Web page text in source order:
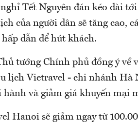
Tết Nguyên đán kéo dài
của người dân sẽ tăng cao,
dẫn để hút khách.
tướng Chính phủ đồng ý về
lịch Vietravel - chi nhánh Hà
và giảm giá khuyến mại
Hanoi sẽ giảm ngay từ